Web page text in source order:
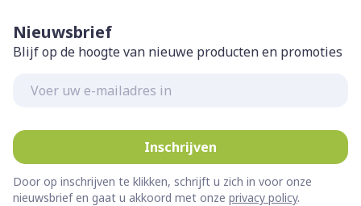
Nieuwsbrief
Blijf op de hoogte van nieuwe producten en promoties
Inschrijven
Door op inschrijven te klikken, schrijft u zich in voor onze
nieuwsbrief en gaat u akkoord met onze privacy policy.